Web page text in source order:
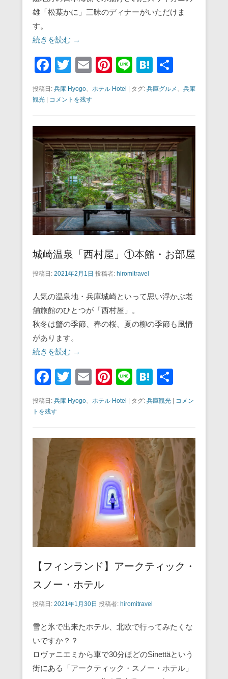
雄「松葉かに」三昧のディナーがいただけま
す。
続きを読む →
F
a
c
b
o
o
k
T
tt
E
ail
Pi
st
Li
e
H
at
e
a
有
投稿日: 兵庫 Hyogo、 ホテル Hotel タグ: 兵庫グルメ 、 兵庫
観光
コメントを残す
城崎温泉「西村屋」①本館・お部屋
投稿日: 2021年2月1日 投稿者: hiromitravel
人気の温泉地・兵庫城崎といって思い浮かぶ老
舗旅館のひとつが「西村屋」。
秋冬は蟹の季節、春の桜、夏の柳の季節も風情
があります。
続きを読む →
F
a
c
b
o
k
T
wi
tt
E
m
ail
Pi
nt
st
Li
n
e
H
at
e
a
有
投稿日: 兵庫 Hyogo、 ホテル Hotel タグ: 兵庫観光
コメン
トを残す
【フィンランド】アークティック・
スノー・ホテル
投稿日: 2021年1月30日 投稿者: hiromitravel
雪と氷で出来たホテル、北欧で行ってみたくな
いですか？？
ロヴァニエミから車で30分ほどのSinettäという
街にある「アークティック・スノー・ホテル」